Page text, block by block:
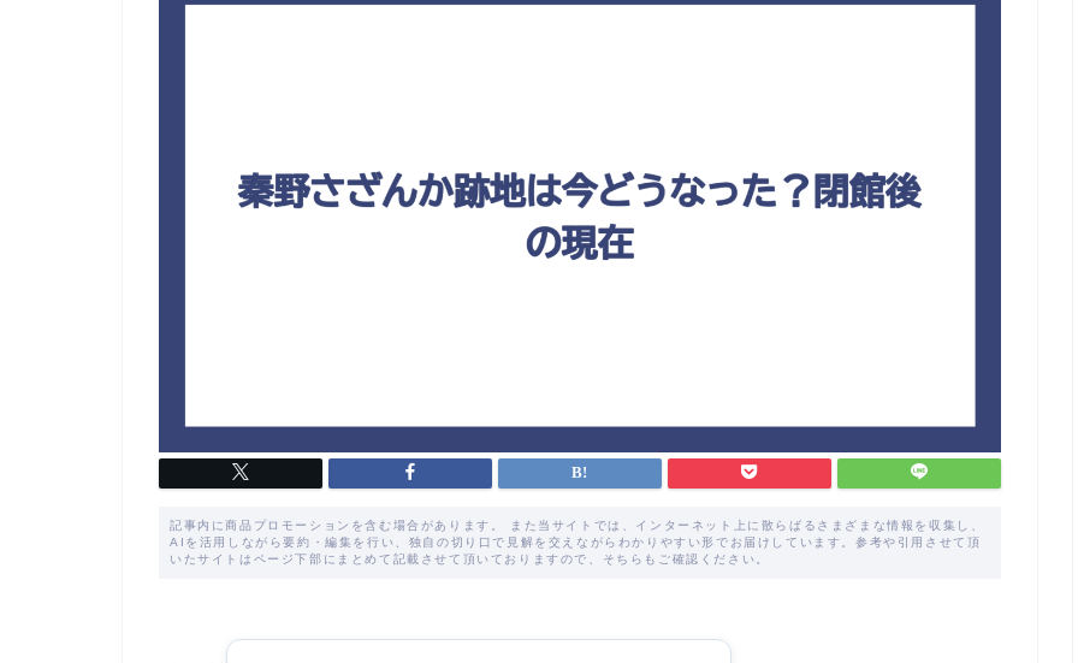
記事内に商品プロモーションを含む場合があります。 また当サイトでは、インターネット上に散らばるさまざまな情報を収集し、
AIを活用しながら要約・編集を行い、独自の切り口で見解を交えながらわかりやすい形でお届けしています。参考や引用させて頂
いたサイトはページ下部にまとめて記載させて頂いておりますので、そちらもご確認ください。